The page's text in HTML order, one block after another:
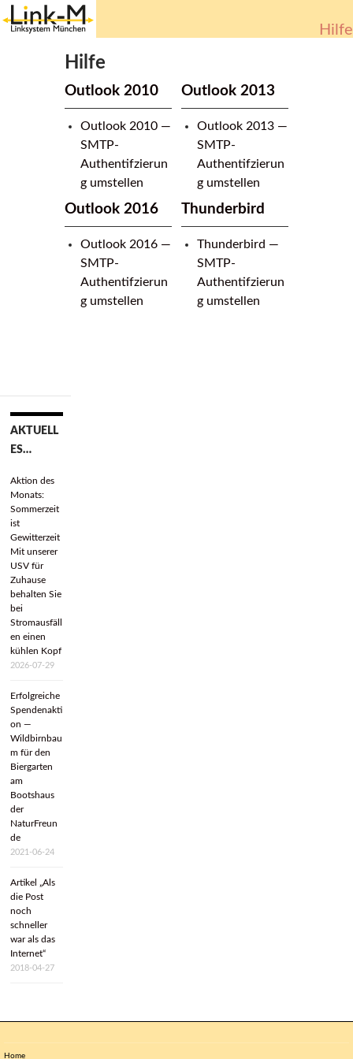
Hilfe
Springe
Hilfe
Outlook 2010
Outlook 2010 —
SMTP-
Authentifzierun
g umstellen
Outlook 2013
Outlook 2013 —
SMTP-
Authentifzierun
g umstellen
Outlook 2016
Outlook 2016 —
SMTP-
Authentifzierun
g umstellen
Thunderbird
Thunderbird —
SMTP-
Authentifzierun
g umstellen
AKTUELL
ES…
Aktion des
Monats:
Sommerzeit
ist
Gewitterzeit
Mit unserer
USV für
Zuhause
behalten Sie
bei
Stromausfäll
en einen
kühlen Kopf
2026-07-29
Erfolgreiche
Spendenakti
on —
Wildbirnbau
m für den
Biergarten
am
Bootshaus
der
NaturFreun
de
2021-06-24
Artikel „Als
die Post
noch
schneller
war als das
Internet“
2018-04-27
Home